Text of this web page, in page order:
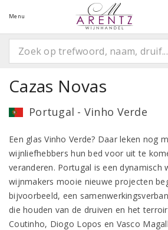
Menu
Cazas Novas
Portugal - Vinho Verde
Een glas Vinho Verde? Daar leken nog
wijnliefhebbers hun bed voor uit te
veranderen. Portugal is een dynamisch
wijnmakers mooie nieuwe projecten
bijvoorbeeld, een
die houden van de druiven en het
Coutinho, Diogo Lopos en Vasco